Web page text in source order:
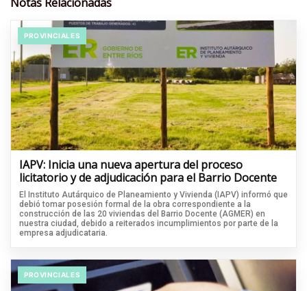
PROVINCIALES
IAPV: Inicia una nueva apertura del proceso
licitatorio y de adjudicación para el Barrio Docente
El Instituto Autárquico de Planeamiento y Vivienda (IAPV) informó que
debió tomar posesión formal de la obra correspondiente a la
construcción de las 20 viviendas del Barrio Docente (AGMER) en
nuestra ciudad, debido a reiterados incumplimientos por parte de la
empresa adjudicataria.
PROVINCIALES